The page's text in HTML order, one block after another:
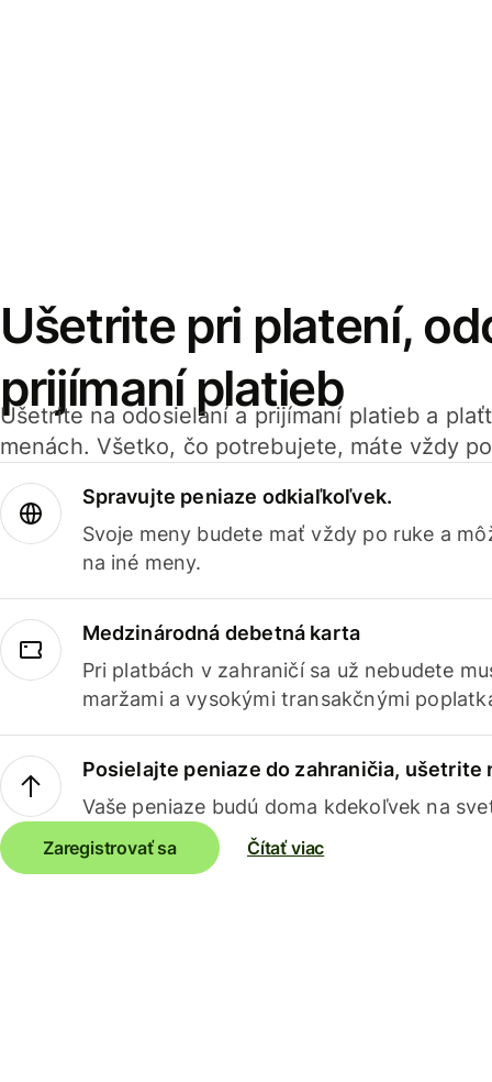
Ušetrite pri platení,
prijímaní platieb
Ušetrite na odosielaní a prijímaní platieb a
menách. Všetko, čo potrebujete, máte vždy
Spravujte peniaze odkiaľkoľvek.
Svoje meny budete mať vždy po ruke a
na iné meny.
Medzinárodná debetná karta
Pri platbách v zahraničí sa už nebudete
maržami a vysokými transakčnými
Posielajte peniaze do zahraničia, ušetrite
Vaše peniaze budú doma kdekoľvek na
Zaregistrovať sa Čítať viac